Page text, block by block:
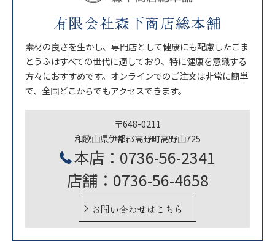
有限会社森下商店総本舗
素材の良さを生かし、専門店として健康にも配慮したごま
とうふはすべての世代に適しており、特に健康を意識する
方々におすすめです。オンラインでのご注文は非常に簡単
で、全国どこからでもアクセスできます。
〒648-0211
和歌山県伊都郡高野町高野山725
本店：0736-56-2341
店舗：0736-56-4658
お問い合わせはこちら